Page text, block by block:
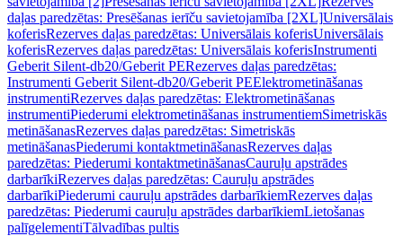
daļas paredzētas: Presēšanas ierīču savietojamība [2XL]Universālais
koferisRezerves daļas paredzētas: Universālais koferisUniversālais
koferisRezerves daļas paredzētas: Universālais koferisInstrumenti
Geberit Silent-db20/Geberit PERezerves daļas paredzētas:
Instrumenti Geberit Silent-db20/Geberit PEElektrometināšanas
instrumentiRezerves daļas paredzētas: Elektrometināšanas
instrumentiPiederumi elektrometināšanas instrumentiemSimetriskās
metināšanasRezerves daļas paredzētas: Simetriskās
metināšanasPiederumi kontaktmetināšanasRezerves daļas
paredzētas: Piederumi kontaktmetināšanasCauruļu apstrādes
darbarīkiRezerves daļas paredzētas: Cauruļu apstrādes
darbarīkiPiederumi cauruļu apstrādes darbarīkiemRezerves daļas
paredzētas: Piederumi cauruļu apstrādes darbarīkiemLietošanas
palīgelementiTālvadības pultis